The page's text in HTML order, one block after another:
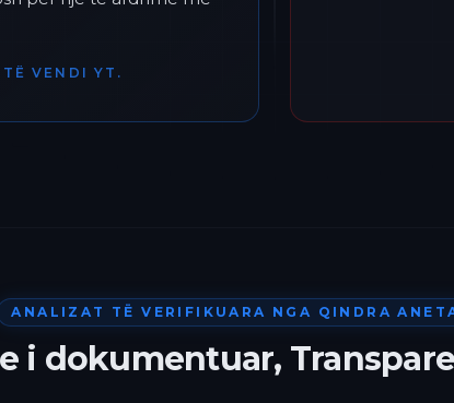
VENDI YT.
ANALIZAT TË VERIFIKUARA NGA QINDRA
i dokumentuar,